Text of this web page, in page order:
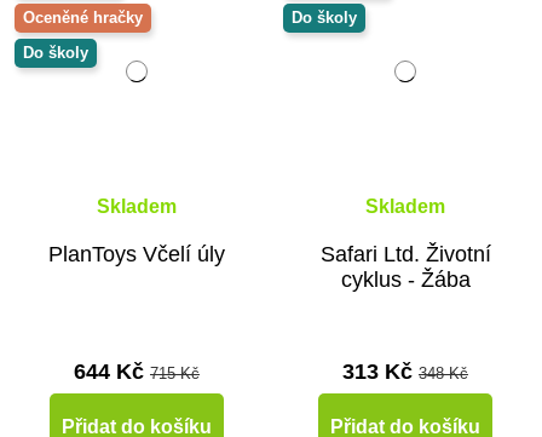
Oceněné hračky
Do školy
Skladem
PlanToys Včelí úly
644 Kč 715 Kč
Přidat do košíku
Do školy
Skladem
Safari Ltd. Životní
cyklus - Žába
313 Kč 348 Kč
Přidat do košíku